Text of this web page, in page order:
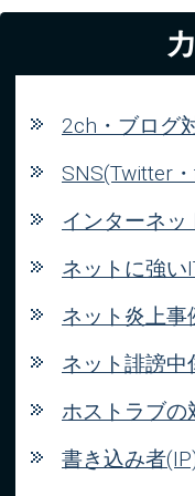
2ch・ブログ
SNS(Twitter
インターネ
ネットに強い
ネット炎上事
ネット誹謗中
ホストラブの
書き込み者